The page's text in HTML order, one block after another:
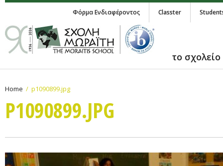
Φόρμα Ενδιαφέροντος Classter
το σχολείο
Home p1090899.jpg
P1090899.JPG